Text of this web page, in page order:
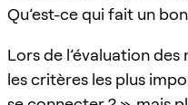
Qu’est-ce qui fait un
Lors de l’évaluation
les critères les plus